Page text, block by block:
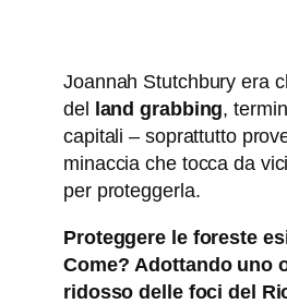
Joannah Stutchbury era
del land grabbing,
capitali – soprattutto
minaccia che tocca da
per proteggerla.
Proteggere le foreste
Come? Adottando uno
ridosso delle foci del